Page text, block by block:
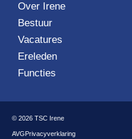
Over Irene
Bestuur
Vacatures
Ereleden
Functies
© 2026 TSC Irene
AVG Privacyverklaring